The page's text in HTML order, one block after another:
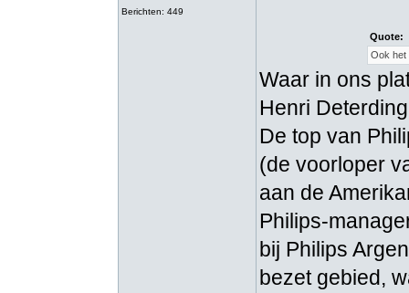
Berichten: 449
Quote:
Ook het
Waar in ons
Henri
De top van
(de voorloper
aan de
Philips-
bij Philips
bezet gebied,